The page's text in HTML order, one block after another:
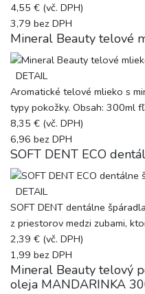
4,55 € (vč. DPH)
3,79 bez DPH
Mineral Beauty telové
DETAIL
Aromatické telové mlieko s
typy pokožky. Obsah: 300ml
8,35 € (vč. DPH)
6,96 bez DPH
SOFT DENT ECO
DETAIL
SOFT DENT dentálne
z priestorov medzi zubami,
2,39 € (vč. DPH)
1,99 bez DPH
Mineral Beauty telový
oleja MANDARINKA